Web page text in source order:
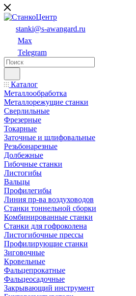
stanki@s-awangard.ru
Max
Telegram
Каталог
Металлообработка
Металлорежущие станки
Сверлильные
Фрезерные
Токарные
Заточные и шлифовальные
Резьбонарезные
Долбежные
Гибочные станки
Листогибы
Вальцы
Профилегибы
Линия пр-ва воздуховодов
Станки тоннельной сборки
Комбинированные станки
Станки для гофроколена
Листогибочные прессы
Профилирующие станки
Зиговочные
Кровельные
Фальцепрокатные
Фальцеосадочные
Закрывающий инструмент